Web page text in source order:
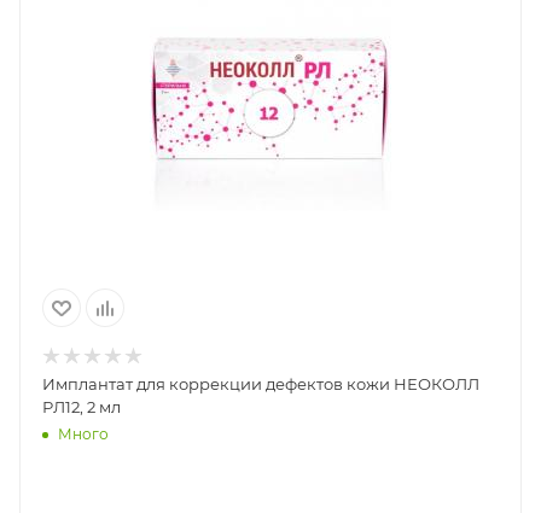
Имплантат для коррекции дефектов кожи НЕОКОЛЛ
РЛ12, 2 мл
Много